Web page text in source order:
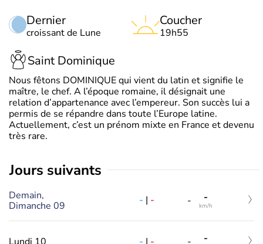
Dernier
croissant de Lune
Coucher
19h55
Saint Dominique
Nous fêtons DOMINIQUE qui vient du latin et signifie le
maître, le chef. A l’époque romaine, il désignait une
relation d’appartenance avec l’empereur. Son succès lui a
permis de se répandre dans toute l’Europe latine.
Actuellement, c’est un prénom mixte en France et devenu
très rare.
jours suivants
Demain,
Dimanche 09
- | - - -
km/h
-